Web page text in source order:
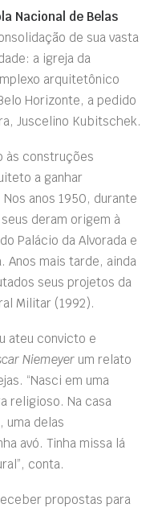
Nacional de Belas
de sua vasta
a igreja da
arquitetônico
Horizonte, a pedido
Juscelino Kubitschek.
às construções
a ganhar
anos 1950, durante
deram origem à
Palácio da Alvorada e
Anos mais tarde, ainda
seus projetos da
Militar (1992).
ateu convicto e
Niemeyer um relato
“Nasci em uma
religioso. Na casa
uma delas
avó. Tinha missa lá
conta.
propostas para